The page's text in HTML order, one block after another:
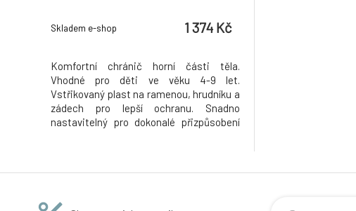
Skladem e-shop 1 374 Kč
Komfortní chránič horní části těla.
Vhodné pro děti ve věku 4-9 let.
Vstřikovaný plast na ramenou, hrudníku a
zádech pro lepší ochranu. Snadno
nastavitelný pro dokonalé přizpůsobení